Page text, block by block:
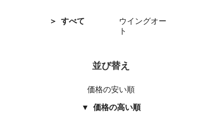
すべて
ウイングオー
ト
並び替え
価格の安い順
価格の高い順